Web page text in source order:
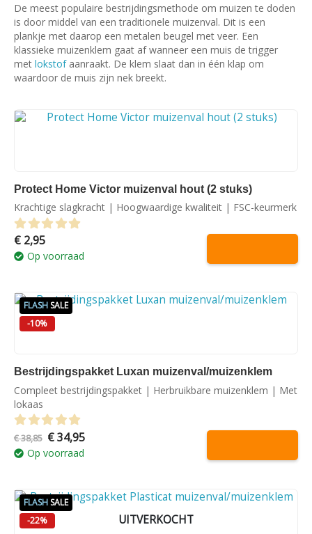
De meest populaire bestrijdingsmethode om muizen te doden
is door middel van een traditionele muizenval. Dit is een
plankje met daarop een metalen beugel met veer. Een
klassieke muizenklem gaat af wanneer een muis de trigger
met lokstofaanraakt. De klem slaat dan in één klap om
waardoor de muis zijn nek breekt.
Protect Home Victor muizenval hout (2 stuks)
Krachtige slagkracht | Hoogwaardige kwaliteit | FSC-keurmerk
0out of 5
€ 2,95
Op voorraad
FLASH SALE
-10%
Bestrijdingspakket Luxan muizenval/muizenklem
Compleet bestrijdingspakket | Herbruikbare muizenklem | Met
lokaas
0out of 5
€38,85 Oorspronkelijke
was:
€34,95Huidige
Op voorraad
FLASH SALE
-22%
UITVERKOCHT